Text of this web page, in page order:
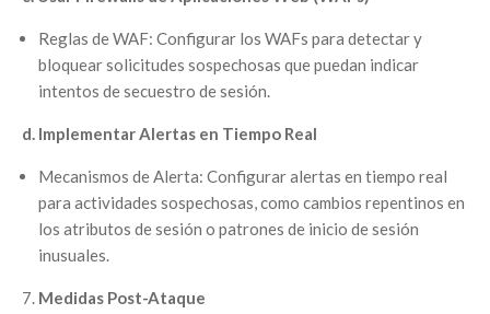
Reglas de WAF: Configurar los WAFs para detectar y
bloquear solicitudes sospechosas que puedan indicar
intentos de secuestro de sesión.
d. Implementar Alertas en Tiempo Real
Mecanismos de Alerta: Configurar alertas en tiempo real
para actividades sospechosas, como cambios repentinos en
los atributos de sesión o patrones de inicio de sesión
inusuales.
Medidas Post-Ataque